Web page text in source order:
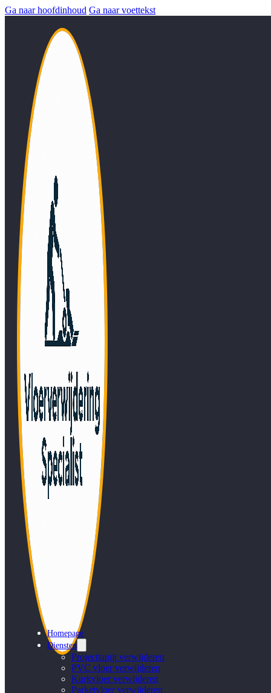
Ga naar hoofdinhoud Ga naar voettekst
Homepage
Diensten
Projecttapijt verwijderen
PVC vloer verwijderen
Kurkvloer verwijderen
Parketvloer verwijderen